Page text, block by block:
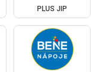
PLUS JIP